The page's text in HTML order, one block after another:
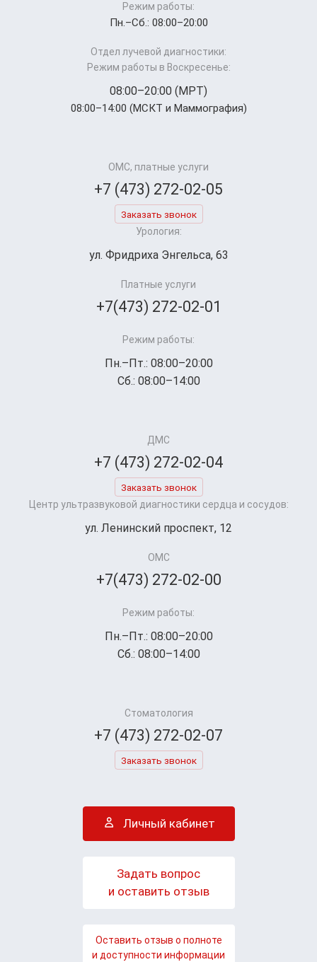
Режим работы:
Пн.–Cб.: 08:00–20:00
Отдел лучевой диагностики:
Режим работы в Воскресенье:
08:00–20:00 (МРТ)
08:00–14:00 (МСКТ и Маммография)
ОМС, платные услуги
+7 (473) 272-02-05
Заказать звонок
Урология:
ул. Фридриха Энгельса, 63
Платные услуги
+7(473) 272-02-01
Режим работы:
Пн.–Пт.: 08:00–20:00
Сб.: 08:00–14:00
ДМС
+7 (473) 272-02-04
Заказать звонок
Центр ультразвуковой диагностики сердца и сосудов:
ул. Ленинский проспект, 12
ОМС
+7(473) 272-02-00
Режим работы:
Пн.–Пт.: 08:00–20:00
Сб.: 08:00–14:00
Стоматология
+7 (473) 272-02-07
Заказать звонок
Личный кабинет
Задать вопрос
и оставить отзыв
Оставить отзыв о полноте
и доступности информации